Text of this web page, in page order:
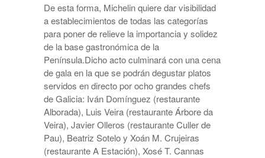
De esta forma, Michelin quiere dar visibilidad
a establecimientos de todas las categorías
para poner de relieve la importancia y solidez
de la base gastronómica de la
Península.Dicho acto culminará con una cena
de gala en la que se podrán degustar platos
servidos en directo por ocho grandes chefs
de Galicia: Iván Domínguez (restaurante
Alborada), Luis Veira (restaurante Árbore da
Veira), Javier Olleros (restaurante Culler de
Pau), Beatriz Sotelo y Xoán M. Crujeiras
(restaurante A Estación), Xosé T. Cannas